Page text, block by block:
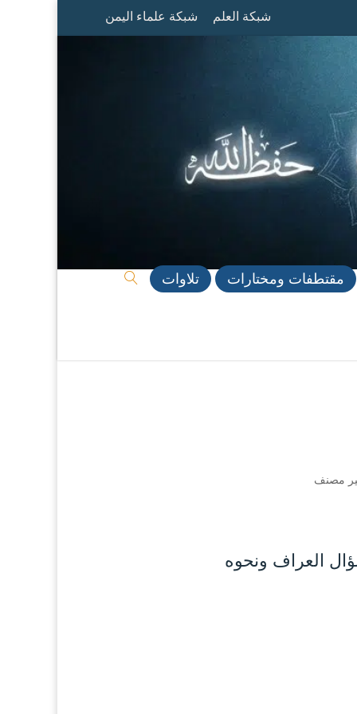
شبكة العلم شبكة علماء اليمن
مقتطفات ومختارات تلاوات
مصنف
العراف ونحوه